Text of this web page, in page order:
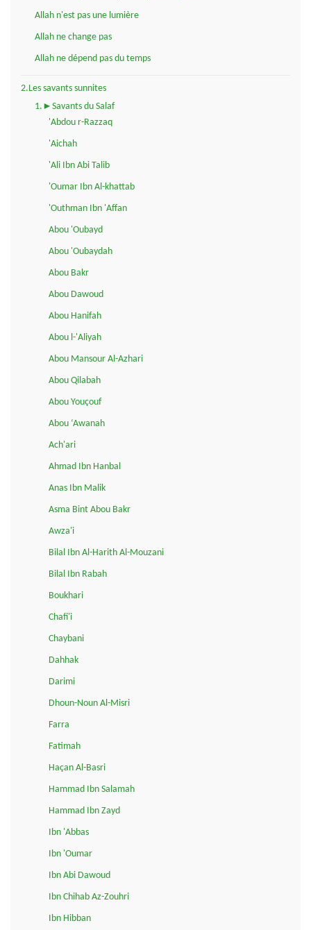
Allah n'est pas une lumière
Allah ne change pas
Allah ne dépend pas du temps
2.Les savants sunnites
1.►Savants du Salaf
'Abdou r-Razzaq
'Aichah
'Ali Ibn Abi Talib
'Oumar Ibn Al-khattab
'Outhman Ibn 'Affan
Abou 'Oubayd
Abou 'Oubaydah
Abou Bakr
Abou Dawoud
Abou Hanifah
Abou l-'Aliyah
Abou Mansour Al-Azhari
Abou Qilabah
Abou Youçouf
Abou ‘Awanah
Ach'ari
Ahmad Ibn Hanbal
Anas Ibn Malik
Asma Bint Abou Bakr
Awza'i
Bilal Ibn Al-Harith Al-Mouzani
Bilal Ibn Rabah
Boukhari
Chafi'i
Chaybani
Dahhak
Darimi
Dhoun-Noun Al-Misri
Farra
Fatimah
Haçan Al-Basri
Hammad Ibn Salamah
Hammad Ibn Zayd
Ibn 'Abbas
Ibn 'Oumar
Ibn Abi Dawoud
Ibn Chihab Az-Zouhri
Ibn Hibban